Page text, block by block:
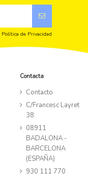
Política de Privacidad
Contacta
Contacto
C/Francesc Layret
38
08911
BADALONA -
BARCELONA
(ESPAÑA)
930 111 770